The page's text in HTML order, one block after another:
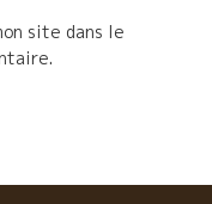
site dans le